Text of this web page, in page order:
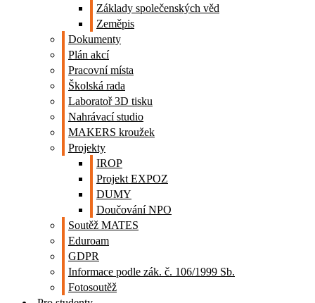
Základy společenských věd
Zeměpis
Dokumenty
Plán akcí
Pracovní místa
Školská rada
Laboratoř 3D tisku
Nahrávací studio
MAKERS kroužek
Projekty
IROP
Projekt EXPOZ
DUMY
Doučování NPO
Soutěž MATES
Eduroam
GDPR
Informace podle zák. č. 106/1999 Sb.
Fotosoutěž